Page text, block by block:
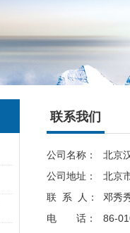
联系我们
公司名称：
北京
公司地址：
北京
联 系 人：
邓秀
电 话：
86-